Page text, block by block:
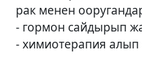
рак менен
- гормон сайдырып
- химиотерапия алып